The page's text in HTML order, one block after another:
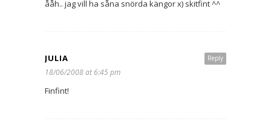
ååh.. jag vill ha såna snörda kängor x) skitfint ^^
Reply
JULIA
18/06/2008 at 6:45 pm
Finfint!